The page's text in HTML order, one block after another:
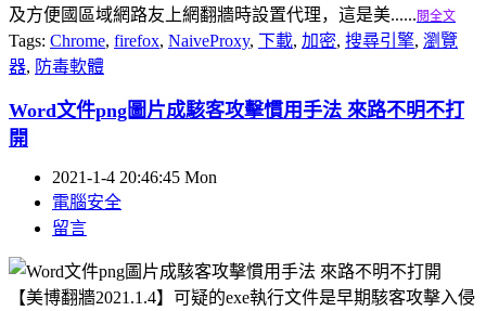
及方便國區域網路友上網翻牆時設置代理，這是美...... 閱全文
Tags: Chrome, firefox, NaiveProxy, 下載, 加密, 搜尋引擎, 瀏覽
器, 防毒軟體
Word文件png圖片成駭客攻擊慣用手法 來路不明不打
開
2021-1-4 20:46:45 Mon
電腦安全
留言
【美博翻牆2021.1.4】可疑的exe執行文件是早期駭客攻擊入侵